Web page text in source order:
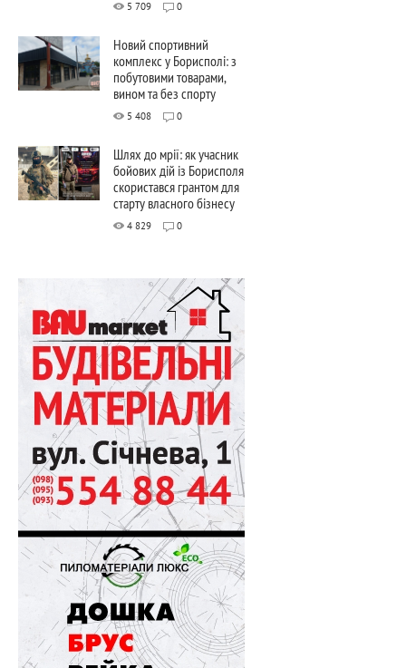
5 709 0
Новий спортивний
комплекс у Борисполі: з
побутовими товарами,
вином та без спорту
5 408 0
Шлях до мрії: як учасник
бойових дій із Борисполя
скористався грантом для
старту власного бізнесу
4 829 0